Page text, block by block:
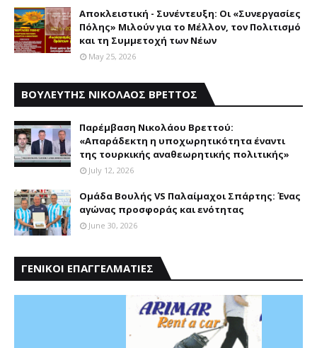
Αποκλειστική - Συνέντευξη: Οι «Συνεργασίες
Πόλης» Μιλούν για το Μέλλον, τον Πολιτισμό
και τη Συμμετοχή των Νέων
May 25, 2026
ΒΟΥΛΕΥΤΗΣ ΝΙΚΟΛΑΟΣ ΒΡΕΤΤΟΣ
Παρέμβαση Nικολάου Bρεττού:
«Aπαράδεκτη η υποχωρητικότητα έναντι
της τουρκικής αναθεωρητικής πολιτικής»
July 12, 2026
Ομάδα Βουλής VS Παλαίμαχοι Σπάρτης: Ένας
αγώνας προσφοράς και ενότητας
June 30, 2026
ΓΕΝΙΚΟΙ ΕΠΑΓΓΕΛΜΑΤΙΕΣ